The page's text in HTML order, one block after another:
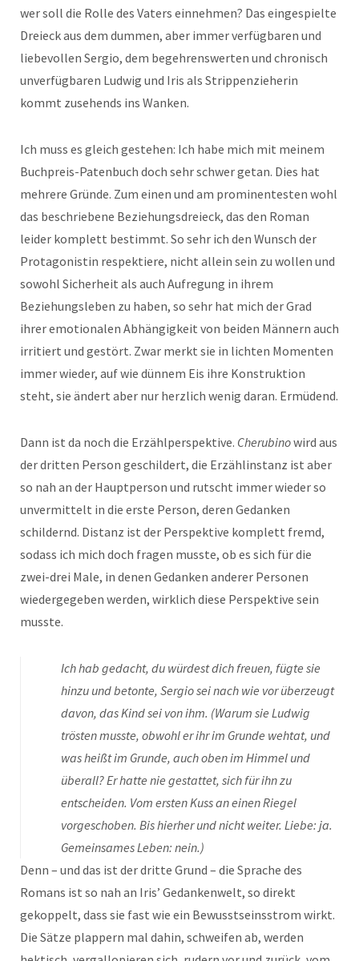
wer soll die Rolle des Vaters einnehmen? Das eingespielte
Dreieck aus dem dummen, aber immer verfügbaren und
liebevollen Sergio, dem begehrenswerten und chronisch
unverfügbaren Ludwig und Iris als Strippenzieherin
kommt zusehends ins Wanken.
Ich muss es gleich gestehen: Ich habe mich mit meinem
Buchpreis-Patenbuch doch sehr schwer getan. Dies hat
mehrere Gründe. Zum einen und am prominentesten wohl
das beschriebene Beziehungsdreieck, das den Roman
leider komplett bestimmt. So sehr ich den Wunsch der
Protagonistin respektiere, nicht allein sein zu wollen und
sowohl Sicherheit als auch Aufregung in ihrem
Beziehungsleben zu haben, so sehr hat mich der Grad
ihrer emotionalen Abhängigkeit von beiden Männern auch
irritiert und gestört. Zwar merkt sie in lichten Momenten
immer wieder, auf wie dünnem Eis ihre Konstruktion
steht, sie ändert aber nur herzlich wenig daran. Ermüdend.
Dann ist da noch die Erzählperspektive. Cherubinowird aus
der dritten Person geschildert, die Erzählinstanz ist aber
so nah an der Hauptperson und rutscht immer wieder so
unvermittelt in die erste Person, deren Gedanken
schildernd. Distanz ist der Perspektive komplett fremd,
sodass ich mich doch fragen musste, ob es sich für die
zwei-drei Male, in denen Gedanken anderer Personen
wiedergegeben werden, wirklich diese Perspektive sein
musste.
Ich hab gedacht, du würdest dich freuen, fügte sie
hinzu und betonte, Sergio sei nach wie vor überzeugt
davon, das Kind sei von ihm. (Warum sie Ludwig
trösten musste, obwohl er ihr im Grunde wehtat, und
was heißt im Grunde, auch oben im Himmel und
überall? Er hatte nie gestattet, sich für ihn zu
entscheiden. Vom ersten Kuss an einen Riegel
vorgeschoben. Bis hierher und nicht weiter. Liebe: ja.
Gemeinsames Leben: nein.)
Denn – und das ist der dritte Grund – die Sprache des
Romans ist so nah an Iris’ Gedankenwelt, so direkt
gekoppelt, dass sie fast wie ein Bewusstseinsstrom wirkt.
Die Sätze plappern mal dahin, schweifen ab, werden